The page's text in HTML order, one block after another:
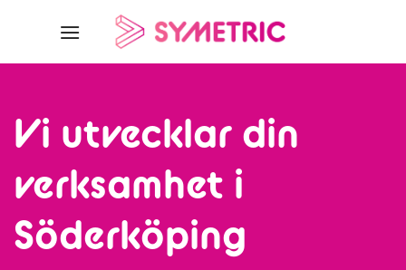
Vi utvecklar din
verksamhet i
Söderköping